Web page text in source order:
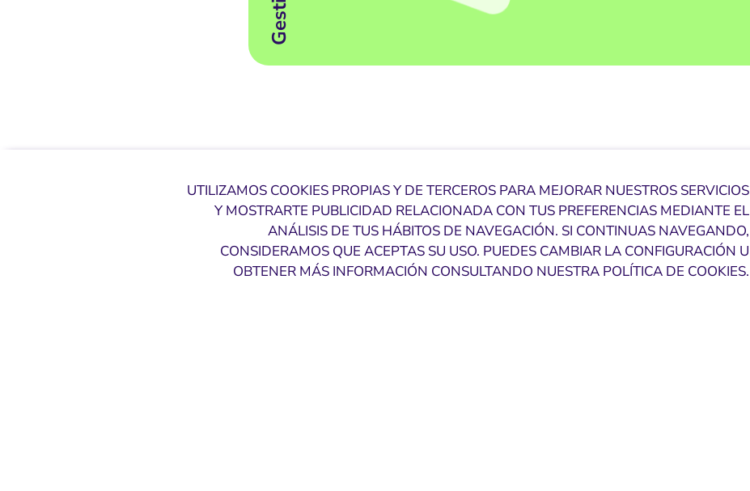
UTILIZAMOS COOKIES PROPIAS Y DE TERCEROS PARA MEJORAR NUESTROS SERVICIOS
Y MOSTRARTE PUBLICIDAD RELACIONADA CON TUS PREFERENCIAS MEDIANTE EL
ANÁLISIS DE TUS HÁBITOS DE NAVEGACIÓN. SI CONTINUAS NAVEGANDO,
CONSIDERAMOS QUE ACEPTAS SU USO. PUEDES CAMBIAR LA CONFIGURACIÓN U
OBTENER MÁS INFORMACIÓN CONSULTANDO NUESTRA POLÍTICA DE COOKIES.